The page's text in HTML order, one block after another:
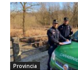
Provincia